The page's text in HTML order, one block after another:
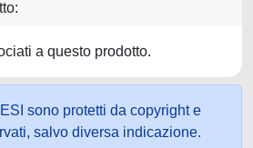
a questo prodotto.
sono protetti da copyright e
salvo diversa indicazione.